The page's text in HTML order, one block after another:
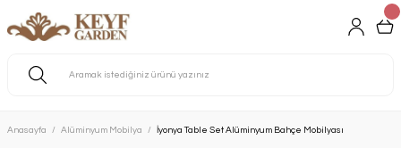
Anasayfa Alüminyum Mobilya İyonya Table Set Alüminyum Bahçe Mobilyası